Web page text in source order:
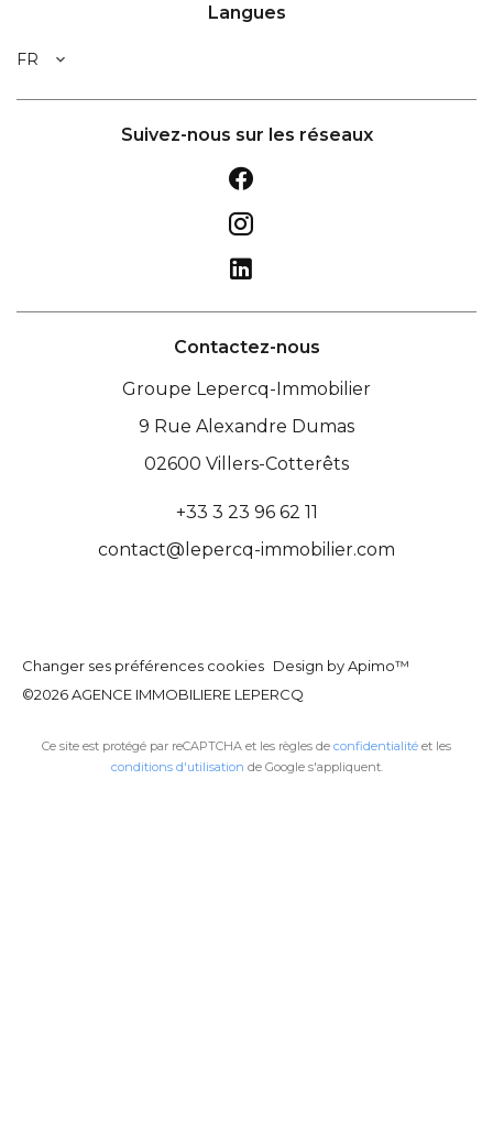
Langues
FR
Suivez-nous sur les réseaux
Contactez-nous
Groupe Lepercq-Immobilier
9 Rue Alexandre Dumas
02600 Villers-Cotterêts
+33 3 23 96 62 11
contact@lepercq-immobilier.com
Changer ses préférences cookies Design byApimo™
©2026 AGENCE IMMOBILIERE LEPERCQ
Ce site est protégé par reCAPTCHA et les règles de confidentialité et les
conditions d'utilisation de Google s'appliquent.